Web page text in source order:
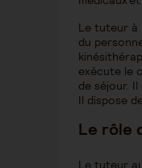
Le tuteur à
du
exécute le
de séjour.
Il dispose
Le rôle
Le tuteur